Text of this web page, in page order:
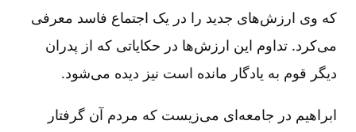
که وی ارزش‌های جدید را در یک اجتماع فاسد معرفی
می‌کرد. تداوم این ارزش‌ها در حکایاتی که از پدران
دیگر قوم به یادگار مانده است نیز دیده می‌شود.
ابراهیم در جامعه‌ای می‌زیست که مردم آن گرفتار